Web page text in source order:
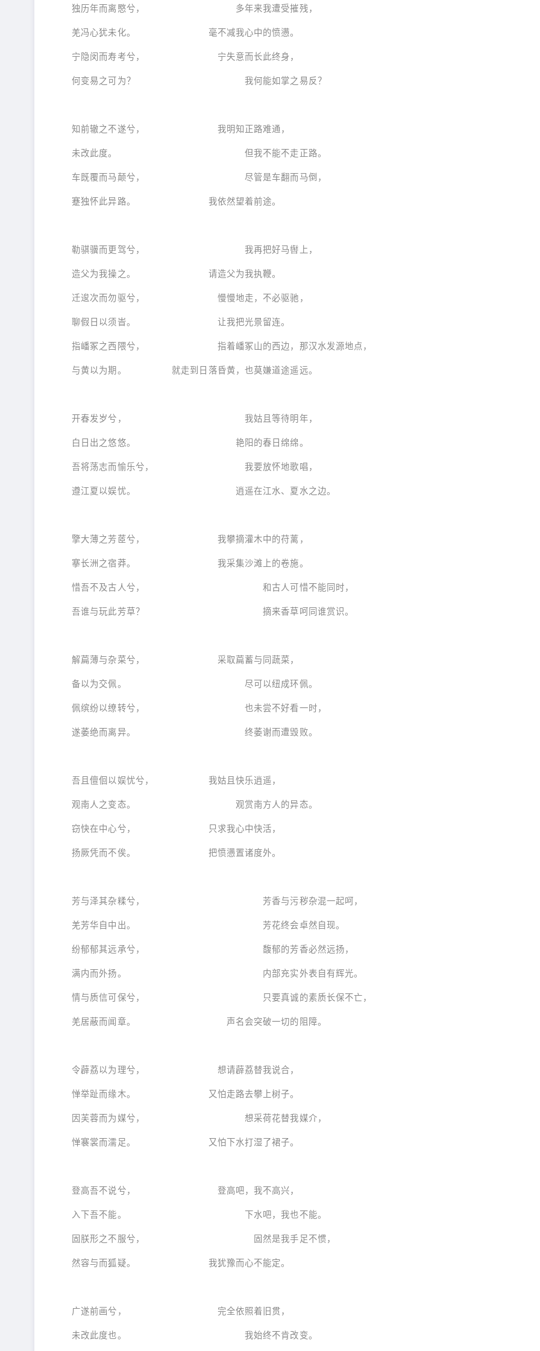
独历年而离愍兮， 多年来我遭受摧残，
羌冯心犹未化。 毫不减我心中的愤懑。
宁隐闵而寿考兮， 宁失意而长此终身，
何变易之可为？ 我何能如掌之易反？
知前辙之不遂兮， 我明知正路难通，
未改此度。 但我不能不走正路。
车既覆而马颠兮， 尽管是车翻而马倒，
蹇独怀此异路。 我依然望着前途。
勒骐骥而更驾兮， 我再把好马辔上，
造父为我操之。 请造父为我执鞭。
迁逡次而勿驱兮， 慢慢地走，不必驱驰，
聊假日以须旹。 让我把光景留连。
指嶓冢之西隈兮， 指着嶓冢山的西边，那汉水发源地点，
与黄以为期。 就走到日落昏黄，也莫嫌道途遥远。
开春发岁兮， 我姑且等待明年，
白日出之悠悠。 艳阳的春日绵绵。
吾将荡志而愉乐兮， 我要放怀地歌唱，
遵江夏以娱忧。 逍遥在江水、夏水之边。
擥大薄之芳茝兮， 我攀摘灌木中的苻蓠，
搴长洲之宿莽。 我采集沙滩上的卷施。
惜吾不及古人兮， 和古人可惜不能同时，
吾谁与玩此芳草？ 摘来香草呵同谁赏识。
解萹薄与杂菜兮， 采取萹蓄与同蔬菜，
备以为交佩。 尽可以纽成环佩。
佩缤纷以缭转兮， 也未尝不好看一时，
遂萎绝而离异。 终萎谢而遭毁败。
吾且儃佪以娱忧兮， 我姑且快乐逍遥，
观南人之变态。 观赏南方人的异态。
窃快在中心兮， 只求我心中快活，
扬厥凭而不俟。 把愤懑置诸度外。
芳与泽其杂糅兮， 芳香与污秽杂混一起呵，
羌芳华自中出。 芳花终会卓然自现。
纷郁郁其远承兮， 馥郁的芳香必然远扬，
满内而外扬。 内部充实外表自有辉光。
情与质信可保兮， 只要真诚的素质长保不亡，
羌居蔽而闻章。 声名会突破一切的阻障。
令薜荔以为理兮， 想请薜荔替我说合，
惮举趾而缘木。 又怕走路去攀上树子。
因芙蓉而为媒兮， 想采荷花替我媒介，
惮褰裳而濡足。 又怕下水打湿了裙子。
登高吾不说兮， 登高吧，我不高兴，
入下吾不能。 下水吧，我也不能。
固朕形之不服兮， 固然是我手足不惯，
然容与而狐疑。 我犹豫而心不能定。
广遂前画兮， 完全依照着旧贯，
未改此度也。 我始终不肯改变。